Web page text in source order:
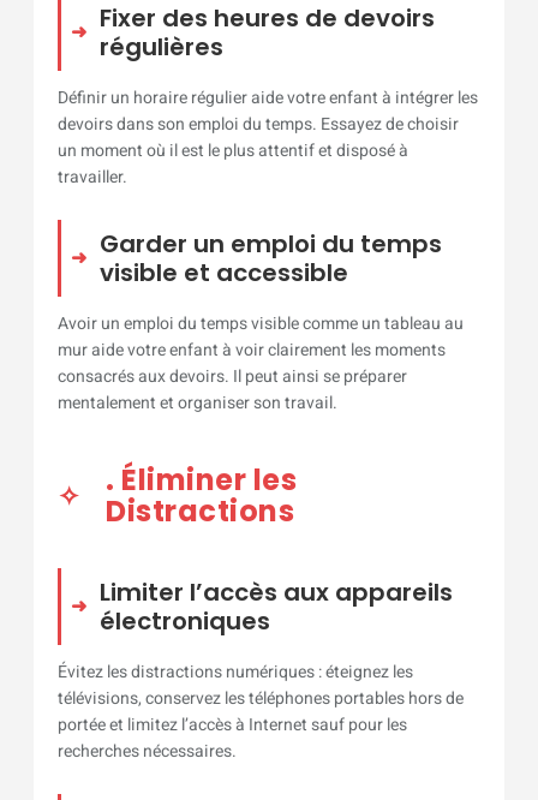
Fixer des heures de devoirs
régulières
Définir un horaire régulier aide votre enfant à intégrer les
devoirs dans son emploi du temps. Essayez de choisir
un moment où il est le plus attentif et disposé à
travailler.
Garder un emploi du temps
visible et accessible
Avoir un emploi du temps visible comme un tableau au
mur aide votre enfant à voir clairement les moments
consacrés aux devoirs. Il peut ainsi se préparer
mentalement et organiser son travail.
. Éliminer les
Distractions
Limiter l’accès aux appareils
électroniques
Évitez les distractions numériques : éteignez les
télévisions, conservez les téléphones portables hors de
portée et limitez l’accès à Internet sauf pour les
recherches nécessaires.